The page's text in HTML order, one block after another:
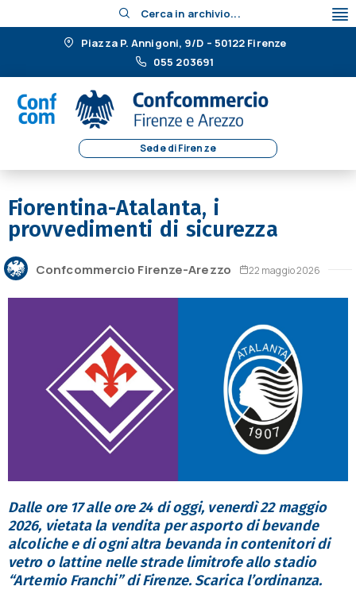
Cerca in archivio...
Piazza P. Annigoni, 9/D – 50122 Firenze
055 203691
Sede di Firenze
Fiorentina-Atalanta, i
provvedimenti di sicurezza
Confcommercio Firenze-Arezzo 22 maggio 2026
Dalle ore 17 alle ore 24 di oggi, venerdì 22 maggio
2026, vietata la vendita per asporto di bevande
alcoliche e di ogni altra bevanda in contenitori di
vetro o lattine nelle strade limitrofe allo stadio
“Artemio Franchi” di Firenze. Scarica l’ordinanza.